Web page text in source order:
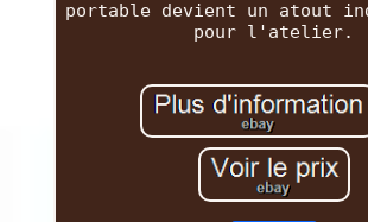
portable devient un atout
pour l'atelier.